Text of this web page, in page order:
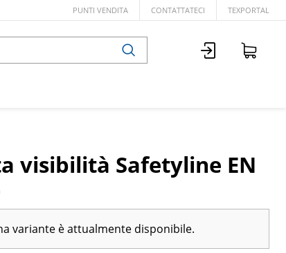
PUNTI VENDITA CONTATTATECI TEXPORTAL
visibilità Safetyline EN
variante è attualmente disponibile.